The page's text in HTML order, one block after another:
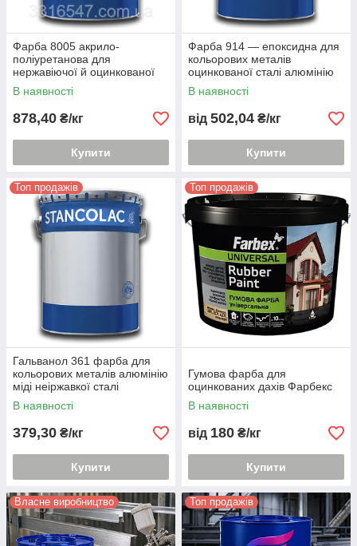
Фарба 8005 акрило-
поліуретанова для
нержавіючої й оцинкованої
сталі алюмінію кольорових і
чорних металів
В наявності
878,40 ₴/кг
Купити
Фарба 914 — епоксидна для
кольорових металів
оцинкованої сталі алюмінію
В наявності
від 502,04 ₴/кг
Купити
Топ продажів
Гальванол 361 фарба для
кольорових металів алюмінію
міді неіржавкої сталі
оцинкування
В наявності
379,30 ₴/кг
Купити
Топ продажів
Гумова фарба для
оцинкованих дахів Фарбекс
В наявності
від 180 ₴/кг
Купити
Власне виробництво Топ продажів